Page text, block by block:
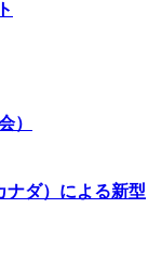
）
ナダ）による新型